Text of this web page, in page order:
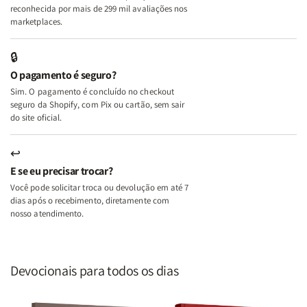
A
Mulher
Lar
A
Lar
reconhecida por mais de 299 mil avaliações nos
marketplaces.
🔒
O pagamento é seguro?
Sim. O pagamento é concluído no checkout
seguro da Shopify, com Pix ou cartão, sem sair
do site oficial.
↩
E se eu precisar trocar?
Você pode solicitar troca ou devolução em até 7
dias após o recebimento, diretamente com
nosso atendimento.
Devocionais para todos os dias